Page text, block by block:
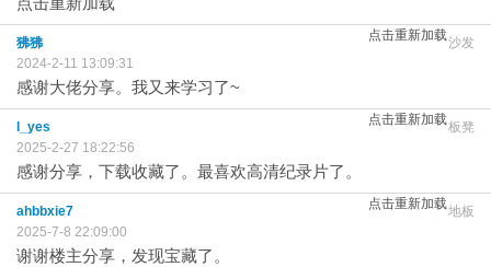
点击重新加载沙发
狒狒
2024-2-11 13:09:31
感谢大佬分享。我又来学习了~
点击重新加载板凳
l_yes
2025-2-27 18:22:56
感谢分享，下载收藏了。最喜欢高清纪录片了。
点击重新加载地板
ahbbxie7
2025-7-8 22:09:00
谢谢楼主分享，发现宝藏了。